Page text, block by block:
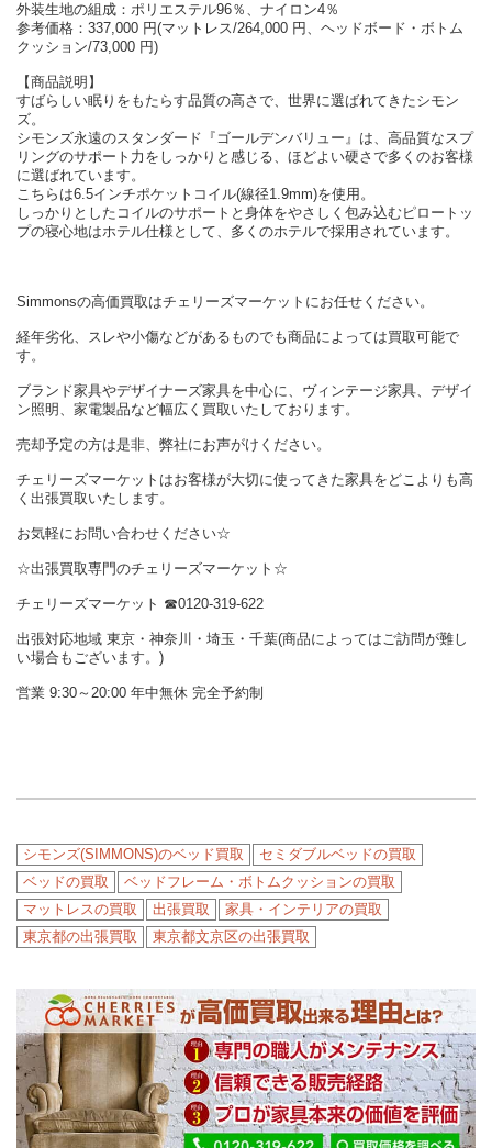
外装生地の組成：ポリエステル96％、ナイロン4％
参考価格：337,000 円(マットレス/264,000 円、ヘッドボード・ボトム
クッション/73,000 円)
【商品説明】
すばらしい眠りをもたらす品質の高さで、世界に選ばれてきたシモン
ズ。
シモンズ永遠のスタンダード『ゴールデンバリュー』は、高品質なスプ
リングのサポート力をしっかりと感じる、ほどよい硬さで多くのお客様
に選ばれています。
こちらは6.5インチポケットコイル(線径1.9mm)を使用。
しっかりとしたコイルのサポートと身体をやさしく包み込むピロートッ
プの寝心地はホテル仕様として、多くのホテルで採用されています。
Simmonsの高価買取はチェリーズマーケットにお任せください。
経年劣化、スレや小傷などがあるものでも商品によっては買取可能で
す。
ブランド家具やデザイナーズ家具を中心に、ヴィンテージ家具、デザイ
ン照明、家電製品など幅広く買取いたしております。
売却予定の方は是非、弊社にお声がけください。
チェリーズマーケットはお客様が大切に使ってきた家具をどこよりも高
く出張買取いたします。
お気軽にお問い合わせください☆
☆出張買取専門のチェリーズマーケット☆
チェリーズマーケット ☎︎0120-319-622
出張対応地域 東京・神奈川・埼玉・千葉(商品によってはご訪問が難し
い場合もございます。)
営業 9:30～20:00 年中無休 完全予約制
シモンズ(SIMMONS)のベッド買取
セミダブルベッドの買取
ベッドの買取
ベッドフレーム・ボトムクッションの買取
マットレスの買取
出張買取
家具・インテリアの買取
東京都の出張買取
東京都文京区の出張買取